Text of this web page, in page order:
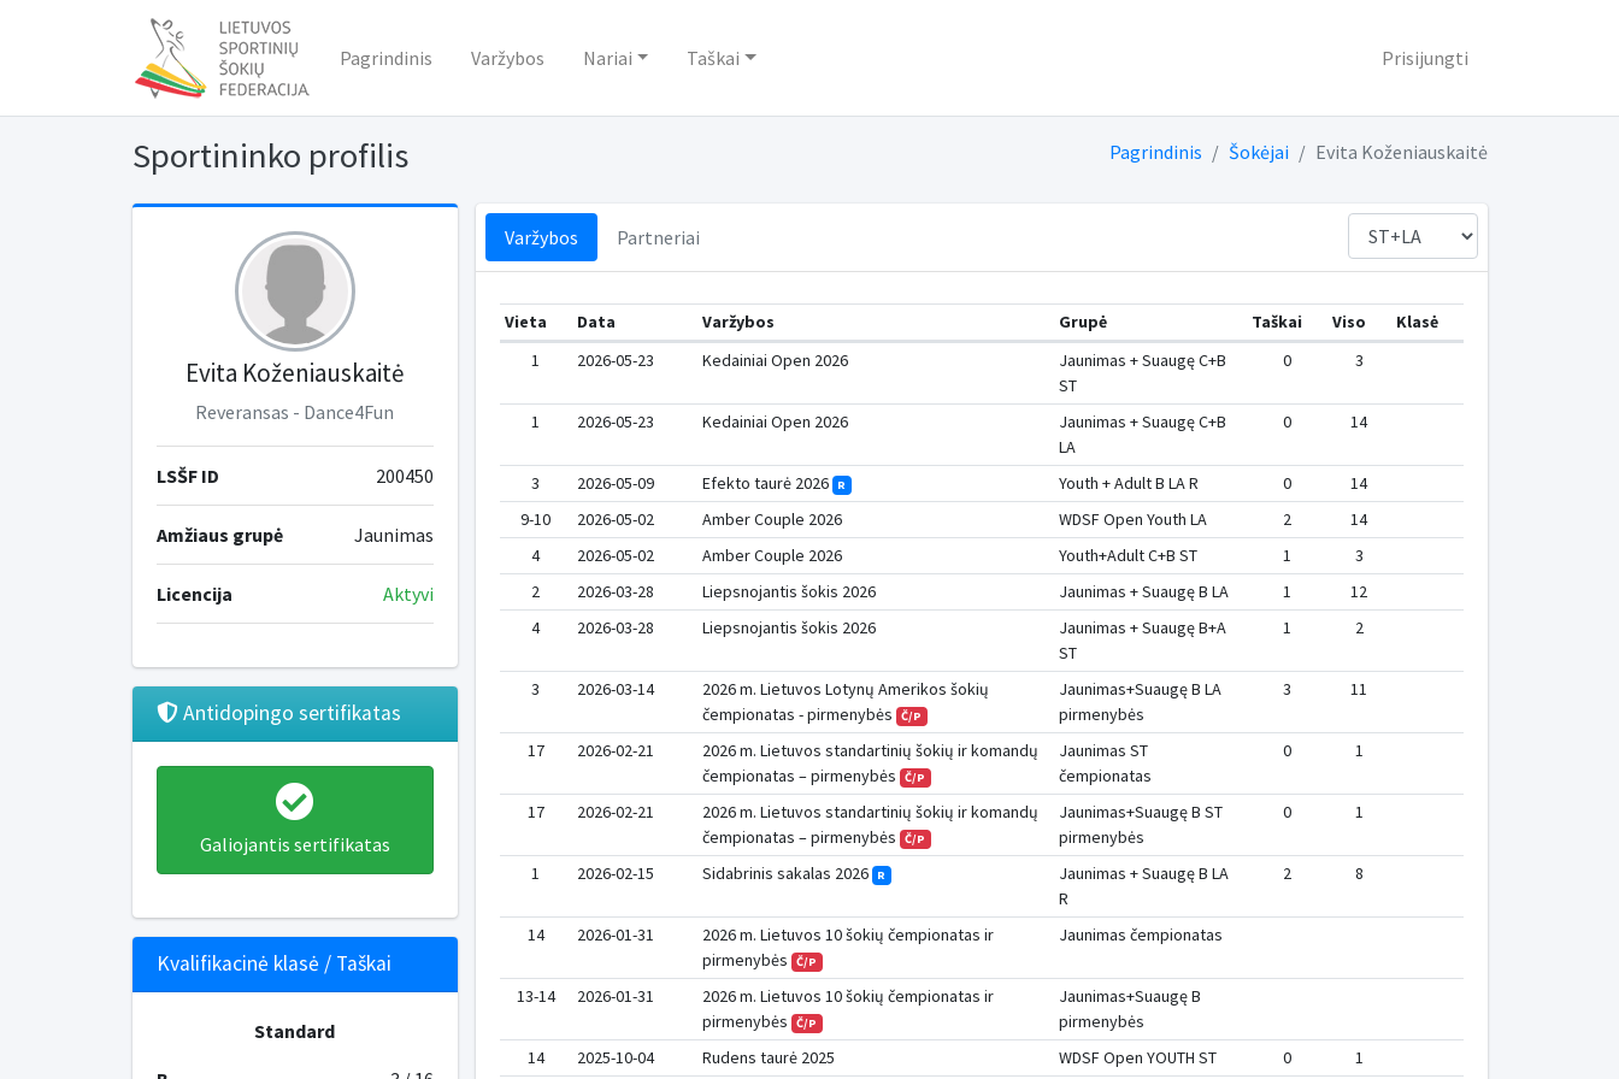
Pagrindinis Varžybos Nariai Taškai Prisijungti
Sportininko profilis Pagrindinis Šokėjai Evita Koženiauskaitė
Evita Koženiauskaitė
Reveransas - Dance4Fun
LSŠF ID 200450
Amžiaus grupė Jaunimas
Licencija Aktyvi
Antidopingo sertifikatas
Galiojantis sertifikatas
Kvalifikacinė klasė / Taškai
Standard
Varžybos Partneriai
Vieta Data Varžybos Grupė Taškai Viso
Klasė
1
2026-05-23 Kedainiai Open 2026
Jaunimas + Suaugę C+B
ST
0 3
1 2026-05-23 Kedainiai Open 2026
Jaunimas + Suaugę C+B
LA
0 14
3 2026-05-09 Efekto taurė 2026 R Youth + Adult B LA R 0
14
9-10
2026-05-02 Amber Couple 2026 WDSF Open Youth LA 2
14
4
2026-05-02 Amber Couple 2026 Youth+Adult C+B ST 1
3
2
2026-03-28 Liepsnojantis šokis 2026 Jaunimas + Suaugę B LA 1
12
4
2026-03-28 Liepsnojantis šokis 2026
Jaunimas + Suaugę B+A
ST
1 2
3 2026-03-14
2026 m. Lietuvos Lotynų Amerikos šokių
čempionatas - pirmenybės Č/P
Jaunimas+Suaugę B LA
pirmenybės
3 11
17 2026-02-21
2026 m. Lietuvos standartinių šokių ir komandų
čempionatas – pirmenybės Č/P
Jaunimas ST
čempionatas
0 1
17 2026-02-21
2026 m. Lietuvos standartinių šokių ir komandų
čempionatas – pirmenybės Č/P
Jaunimas+Suaugę B ST
pirmenybės
0 1
1 2026-02-15 Sidabrinis sakalas 2026 R
Jaunimas + Suaugę B LA
R
2 8
14 2026-01-31
2026 m. Lietuvos 10 šokių čempionatas ir
pirmenybės Č/P
Jaunimas čempionatas
13-14 2026-01-31
2026 m. Lietuvos 10 šokių čempionatas ir
pirmenybės Č/P
Jaunimas+Suaugę B
pirmenybės
14
2025-10-04 Rudens taurė 2025 WDSF Open YOUTH ST 0 1